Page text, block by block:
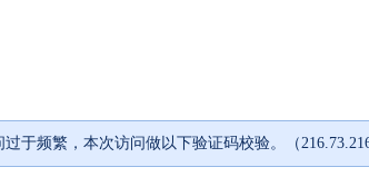
过于频繁，本次访问做以下验证码校验。（